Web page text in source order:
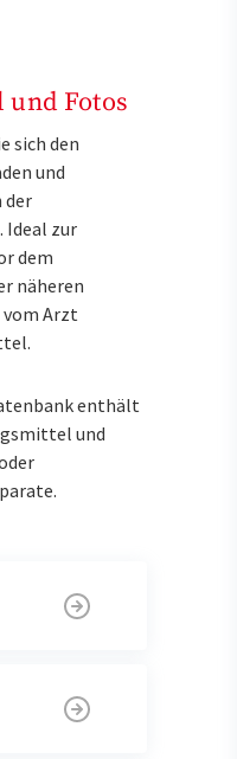
Fotos
sich den
und
der
Ideal zur
dem
näheren
Arzt
enthält
und